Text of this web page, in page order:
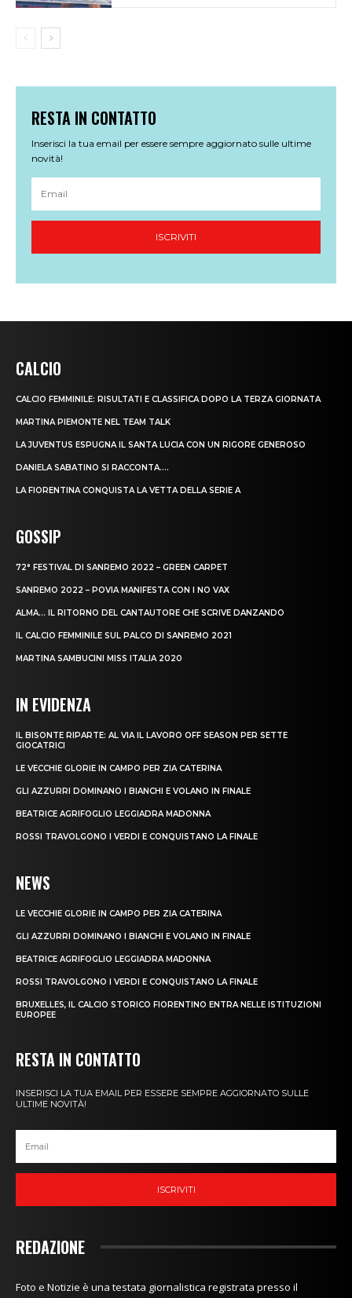
CALCIO
CALCIO FEMMINILE: RISULTATI E CLASSIFICA DOPO LA TERZA GIORNATA
MARTINA PIEMONTE NEL TEAM TALK
LA JUVENTUS ESPUGNA IL SANTA LUCIA CON UN RIGORE GENEROSO
DANIELA SABATINO SI RACCONTA….
LA FIORENTINA CONQUISTA LA VETTA DELLA SERIE A
GOSSIP
72° FESTIVAL DI SANREMO 2022 – GREEN CARPET
SANREMO 2022 – POVIA MANIFESTA CON I NO VAX
ALMA… IL RITORNO DEL CANTAUTORE CHE SCRIVE DANZANDO
IL CALCIO FEMMINILE SUL PALCO DI SANREMO 2021
MARTINA SAMBUCINI MISS ITALIA 2020
IN EVIDENZA
IL BISONTE RIPARTE: AL VIA IL LAVORO OFF SEASON PER SETTE
GIOCATRICI
LE VECCHIE GLORIE IN CAMPO PER ZIA CATERINA
GLI AZZURRI DOMINANO I BIANCHI E VOLANO IN FINALE
BEATRICE AGRIFOGLIO LEGGIADRA MADONNA
ROSSI TRAVOLGONO I VERDI E CONQUISTANO LA FINALE
NEWS
LE VECCHIE GLORIE IN CAMPO PER ZIA CATERINA
GLI AZZURRI DOMINANO I BIANCHI E VOLANO IN FINALE
BEATRICE AGRIFOGLIO LEGGIADRA MADONNA
ROSSI TRAVOLGONO I VERDI E CONQUISTANO LA FINALE
BRUXELLES, IL CALCIO STORICO FIORENTINO ENTRA NELLE ISTITUZIONI
EUROPEE
RESTA IN CONTATTO
INSERISCI LA TUA EMAIL PER ESSERE SEMPRE AGGIORNATO SULLE
ULTIME NOVITÀ!
ISCRIVITI
REDAZIONE
Foto e Notizie è una testata giornalistica registrata presso il